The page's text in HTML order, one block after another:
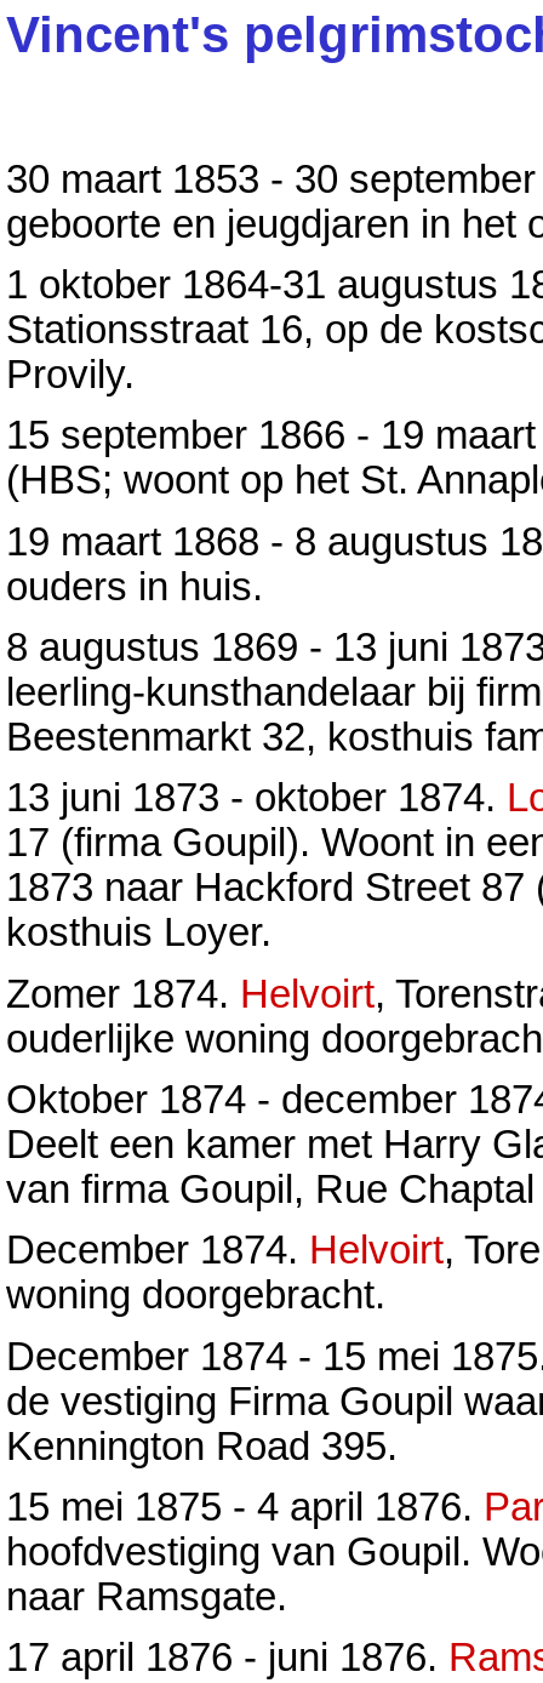
Vincent's
30 maart 1853 - 30
geboorte en jeugdjaren in het
1 oktober 1864-31 augustus
Stationsstraat 16, op de
Provily.
15 september 1866 - 19
(HBS; woont op het St.
19 maart 1868 - 8 augustus
ouders in huis.
8 augustus 1869 - 13 juni
leerling-kunsthandelaar bij
Beestenmarkt 32, kosthuis
13 juni 1873 - oktober 1874.
17 (firma Goupil). Woont in
1873 naar Hackford Street
kosthuis Loyer.
Zomer 1874. Helvoirt,
ouderlijke woning
Oktober 1874 - december
Deelt een kamer met Harry
van firma Goupil, Rue Chaptal
December 1874. Helvoirt,
woning doorgebracht.
December 1874 - 15 mei
de vestiging Firma Goupil
Kennington Road 395.
15 mei 1875 - 4 april 1876.
hoofdvestiging van Goupil.
naar Ramsgate.
17 april 1876 - juni 1876.